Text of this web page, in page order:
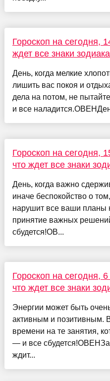
Гороскоп на сегодня,
ждет все знаки зодиака
День, когда мелкие
лишить вас покоя и
дела на потом, не
и все
Гороскоп на сегодня,
что ждет все знаки
День, когда важно
иначе беспокойство о
нарушит все ваши планы
принятие важных
сбудется!ОВ...
Гороскоп на сегодня,
что ждет все знаки
Энергии может быть
активным и позитивным.
времени на те занятия,
— и все
ждит...